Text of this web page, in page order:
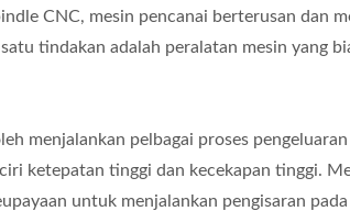
CNC, mesin pencanai berterusan dan
tindakan adalah peralatan mesin yang
menjalankan pelbagai proses
ketepatan tinggi dan kecekapan tinggi.
untuk menjalankan pengisaran